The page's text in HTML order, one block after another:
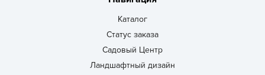
Каталог
Статус заказа
Садовый Центр
Ландшафтный дизайн